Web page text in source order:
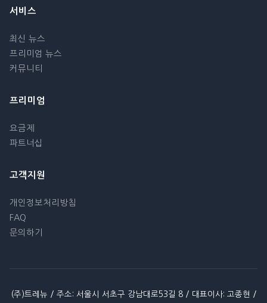
서비스
최신 뉴스
프리미엄 뉴스
커뮤니티
프리미엄
요금제
파트너십
고객지원
개인정보처리방침
FAQ
문의하기
(주)트레뉴 / 주소: 서울시 서초구 강남대로53길 8 / 대표이사: 고종현 /